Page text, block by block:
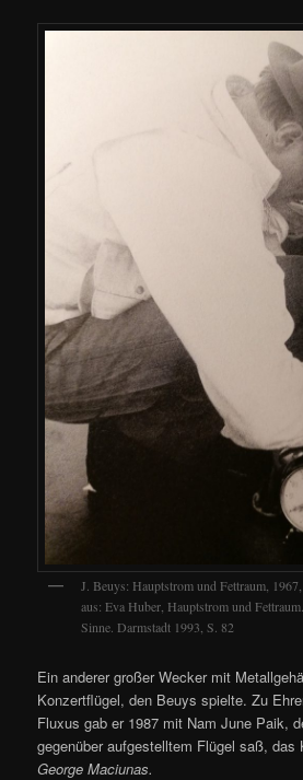
J. Beuys: Hauptstrom und Fettraum,
aus: Eva Huber, Hauptstrom und
Sinne. Darmstadt 1993, S. 82
Ein anderer großer Wecker mit
Konzertflügel, den Beuys spielte. Zu
Fluxus gab er 1987 mit Nam June Paik,
gegenüber aufgestelltem Flügel saß, das
George Maciunas.